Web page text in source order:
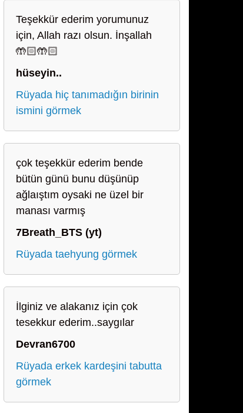
Teşekkür ederim yorumunuz
için, Allah razı olsun. İnşallah
🤲🏻🤲🏻
hüseyin..
Rüyada hiç tanımadığın birinin
ismini görmek
çok teşekkür ederim bende
bütün günü bunu düşünüp
ağlaıştım oysaki ne üzel bir
manası varmış
7Breath_BTS (yt)
Rüyada taehyung görmek
İlginiz ve alakanız için çok
tesekkur ederim..saygılar
Devran6700
Rüyada erkek kardeşini tabutta
görmek